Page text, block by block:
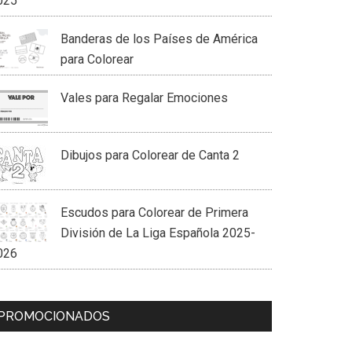
Banderas de los Países de América
para Colorear
Vales para Regalar Emociones
Dibujos para Colorear de Canta 2
Escudos para Colorear de Primera
División de La Liga Española 2025-